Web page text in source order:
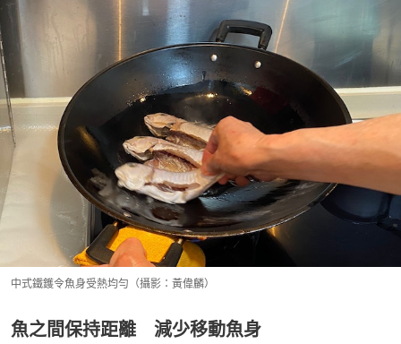
中式鐵鑊令魚身受熱均勻（攝影：黃偉麟）
魚之間保持距離 減少移動魚身